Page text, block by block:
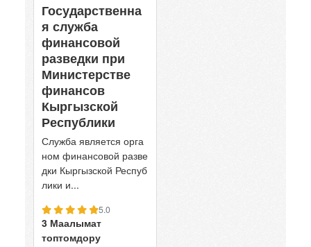
Государственна
я служба
финансовой
разведки при
Министерстве
финансов
Кыргызской
Республики
Служба является орга
ном финансовой разве
дки Кыргызской Респуб
лики и...
5.0
3 Маалымат
топтомдору